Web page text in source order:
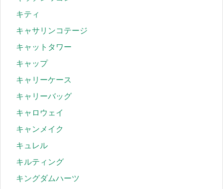
キティ
キャサリンコテージ
キャットタワー
キャップ
キャリーケース
キャリーバッグ
キャロウェイ
キャンメイク
キュレル
キルティング
キングダムハーツ